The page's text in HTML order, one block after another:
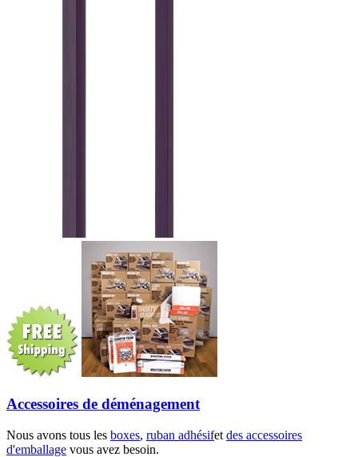
Accessoires de déménagement
Nous avons tous les boxes, ruban adhésifet des accessoires
d'emballage vous avez besoin.